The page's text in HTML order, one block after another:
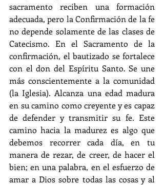
sacramento reciben una formación
adecuada, pero la Confirmación de la fe
no depende solamente de las clases de
Catecismo. En el Sacramento de la
confirmación, el bautizado se fortalece
con el don del Espíritu Santo. Se une
más conscientemente a la comunidad
(la Iglesia). Alcanza una edad madura
en su camino como creyente y es capaz
de defender y transmitir su fe. Este
camino hacia la madurez es algo que
debemos recorrer cada día, en tu
manera de rezar, de creer, de hacer el
bien; en una palabra, en el esfuerzo de
amar a Dios sobre todas las cosas y al